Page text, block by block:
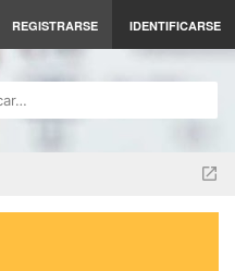
REGISTRARSE IDENTIFICARSE